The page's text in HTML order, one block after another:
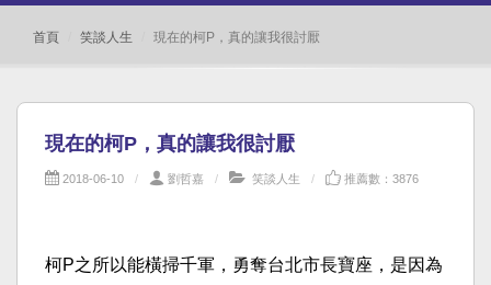
首頁 笑談人生 現在的柯P，真的讓我很討厭
現在的柯P，真的讓我很討厭
2018-06-10 劉哲嘉 笑談人生 推薦數：3876
柯P之所以能橫掃千軍，勇奪台北市長寶座，是因為